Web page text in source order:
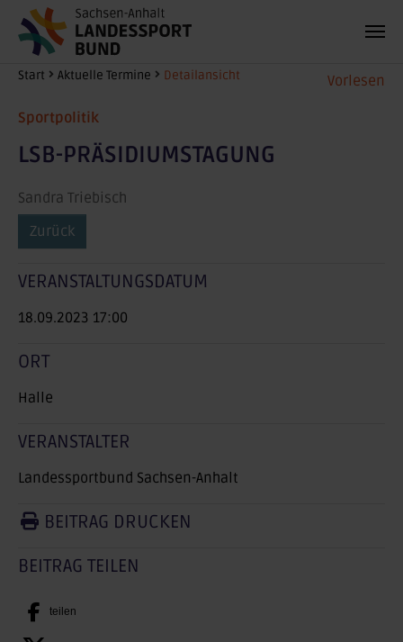
Zum Hauptinhalt springen Vorlesen
Sie sind hier:
Start Aktuelle Termine Detailansicht
Sportpolitik
LSB-PRÄSIDIUMSTAGUNG
Sandra Triebisch
Zurück
VERANSTALTUNGSDATUM
18.09.2023 17:00
ORT
Halle
VERANSTALTER
Landessportbund Sachsen-Anhalt
BEITRAG DRUCKEN
BEITRAG TEILEN
teilen